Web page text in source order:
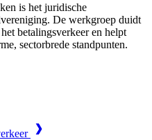
is het juridische
De werkgroep duidt
betalingsverkeer en helpt
sectorbrede standpunten.